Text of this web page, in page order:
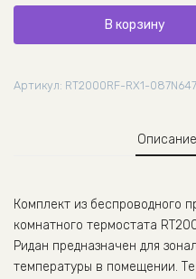
термостат
ресивер
В корзину
Артикул: RT2000RF-RX1-
Описание
Комплект из беспроводного
комнатного термостата
Ридан предназначен для
температуры в помещении.